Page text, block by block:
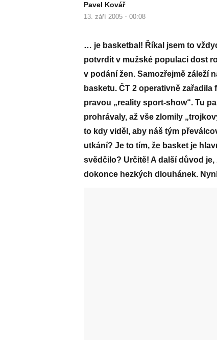
Pavel Kovář
13. září 2005 · 00:08
… je basketbal! Říkal jsem to
potvrdit v mužské populaci dost
v podání žen. Samozřejmě záleží
basketu. ČT 2 operativně
pravou „reality sport-show“. Tu
prohrávaly, až vše zlomily
to kdy viděl, aby náš tým
utkání? Je to tím, že basket je
svědčilo? Určitě! A další důvod
dokonce hezkých dlouhánek.